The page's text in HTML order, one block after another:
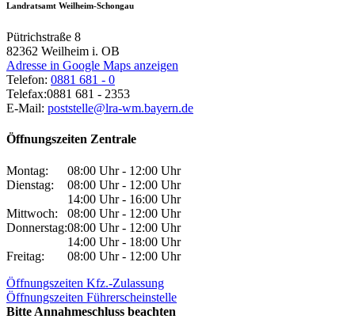
Landratsamt Weilheim-Schongau
Pütrichstraße 8
82362 Weilheim i. OB
Adresse in Google Maps anzeigen
Telefon: 0881 681 - 0
Telefax:0881 681 - 2353
E-Mail: poststelle@lra-wm.bayern.de
Öffnungszeiten Zentrale
Montag:
08:00 Uhr - 12:00 Uhr
Dienstag:
08:00 Uhr - 12:00 Uhr
14:00 Uhr - 16:00 Uhr
Mittwoch:
08:00 Uhr - 12:00 Uhr
Donnerstag:08:00 Uhr - 12:00 Uhr
14:00 Uhr - 18:00 Uhr
Freitag:
08:00 Uhr - 12:00 Uhr
Öffnungszeiten Kfz.-Zulassung
Öffnungszeiten Führerscheinstelle
Bitte Annahmeschluss beachten